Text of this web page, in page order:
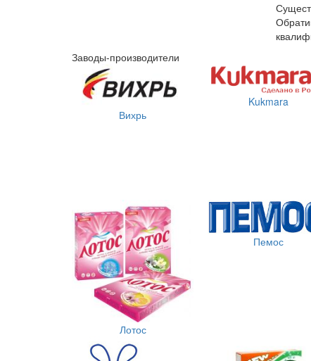
Заводы-производители
Вихрь
Kukmara
Лотос
Пемос